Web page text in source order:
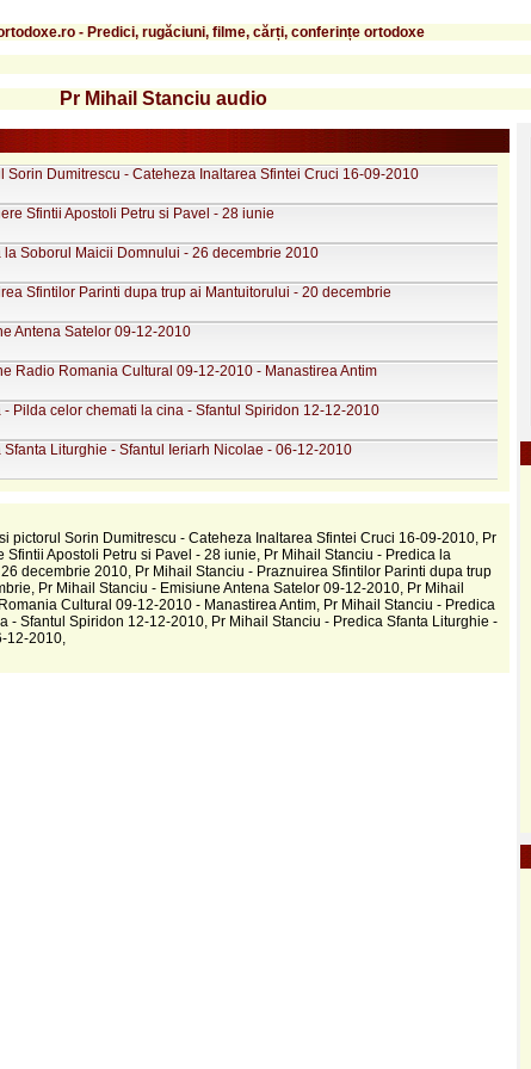
- Predici, rugăciuni, filme, cărți, conferințe ortodoxe
Pr Mihail Stanciu audio
Sorin Dumitrescu - Cateheza Inaltarea Sfintei Cruci 16-09-2010
Sfintii Apostoli Petru si Pavel - 28 iunie
la Soborul Maicii Domnului - 26 decembrie 2010
Sfintilor Parinti dupa trup ai Mantuitorului - 20 decembrie
Antena Satelor 09-12-2010
Radio Romania Cultural 09-12-2010 - Manastirea Antim
Pilda celor chemati la cina - Sfantul Spiridon 12-12-2010
Liturghie - Sfantul Ieriarh Nicolae - 06-12-2010
pictorul Sorin Dumitrescu - Cateheza Inaltarea Sfintei Cruci 16-09-2010, Pr
Sfintii Apostoli Petru si Pavel - 28 iunie, Pr Mihail Stanciu - Predica la
decembrie 2010, Pr Mihail Stanciu - Praznuirea Sfintilor Parinti dupa trup
Pr Mihail Stanciu - Emisiune Antena Satelor 09-12-2010, Pr Mihail
Cultural 09-12-2010 - Manastirea Antim, Pr Mihail Stanciu - Predica
- Sfantul Spiridon 12-12-2010, Pr Mihail Stanciu - Predica Sfanta Liturghie -
12-2010,